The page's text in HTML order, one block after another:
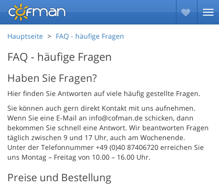
Hauptseite FAQ - häufige Fragen
FAQ - häufige Fragen
Haben Sie Fragen?
Hier finden Sie Antworten auf viele häufig gestellte Fragen.
Sie können auch gern direkt Kontakt mit uns aufnehmen.
Wenn Sie eine E-Mail an info@cofman.de schicken, dann
bekommen Sie schnell eine Antwort. Wir beantworten Fragen
täglich zwischen 9 und 17 Uhr, auch am Wochenende.
Unter der Telefonnummer +49 (0)40 87406720 erreichen Sie
uns Montag – Freitag von 10.00 – 16.00 Uhr.
Preise und Bestellung